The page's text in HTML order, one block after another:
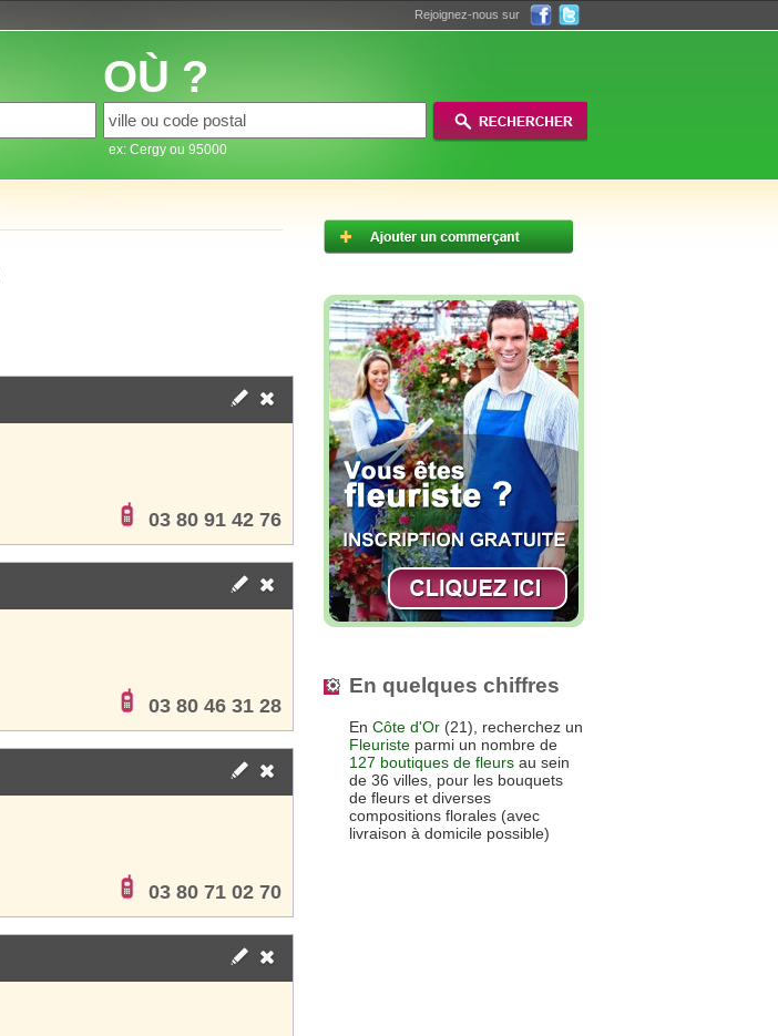
Rejoignez-nous sur
OÙ ?
ex: Cergy ou 95000
03 80 91 42 76
03 80 46 31 28
03 80 71 02 70
En quelques chiffres
En Côte d'Or (21), recherchez un
Fleuriste parmi un nombre de
127 boutiques de fleurs au sein
de 36 villes, pour les bouquets
de fleurs et diverses
compositions florales (avec
livraison à domicile possible)